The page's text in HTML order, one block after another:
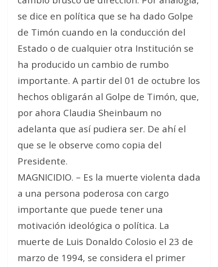
se dice en política que se ha dado Golpe
de Timón cuando en la conducción del
Estado o de cualquier otra Institución se
ha producido un cambio de rumbo
importante. A partir del 01 de octubre los
hechos obligarán al Golpe de Timón, que,
por ahora Claudia Sheinbaum no
adelanta que así pudiera ser. De ahí el
que se le observe como copia del
Presidente.
MAGNICIDIO. – Es la muerte violenta dada
a una persona poderosa con cargo
importante que puede tener una
motivación ideológica o política. La
muerte de Luis Donaldo Colosio el 23 de
marzo de 1994, se considera el primer